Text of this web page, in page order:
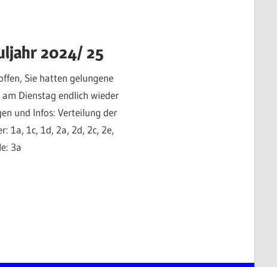
2024/ 25
Sie hatten gelungene
Dienstag endlich wieder
und Infos: Verteilung der
1a, 1c, 1d, 2a, 2d, 2c, 2e,
3a